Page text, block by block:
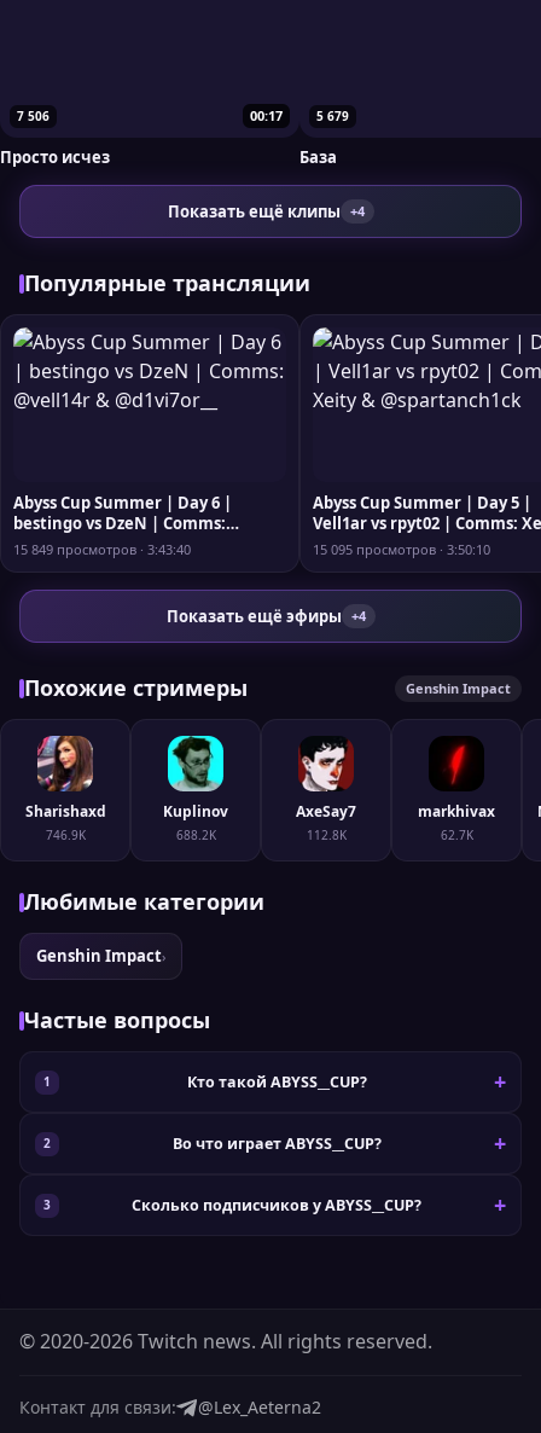
00:17
7 506
Просто исчез
5 679
База
Показать ещё клипы +4
Популярные трансляции
Abyss Cup Summer | Day 6 |
bestingo vs DzeN | Comms:
@vell14r & @d1vi7or__
15 849 просмотров · 3:43:40
Abyss Cup Summer | Day 5 |
Vell1ar vs rpyt02 | Comms:
@spartanch1ck
15 095 просмотров · 3:50:10
Показать ещё эфиры +4
Похожие стримеры Genshin Impact
Sharishaxd
746.9K
Kuplinov
688.2K
AxeSay7
112.8K
markhivax
62.7K
Любимые категории
Genshin Impact›
Частые вопросы
Кто такой ABYSS__CUP?
Во что играет ABYSS__CUP?
Сколько подписчиков у ABYSS__CUP?
© 2020-2026 Twitch news. All rights reserved.
Контакт для связи: @Lex_Aeterna2